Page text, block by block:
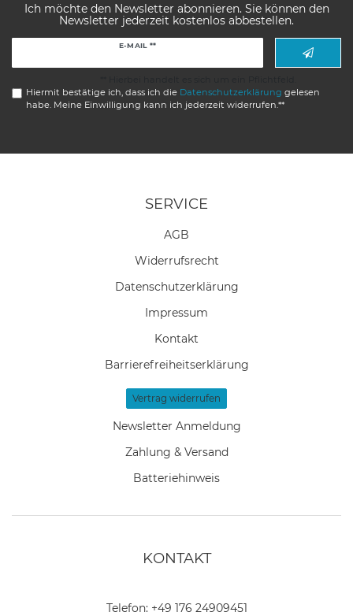
Ich möchte den Newsletter abonnieren. Sie können den
Newsletter jederzeit kostenlos abbestellen.
E-MAIL **
Hiermit bestätige ich, dass ich die Daten­schutz­erklärung gelesen
habe. Meine Einwilligung kann ich jederzeit widerrufen.**
SERVICE
AGB
Widerrufs­recht
Daten­schutz­erklärung
Impressum
Kontakt
Barrierefreiheitserklärung
Vertrag widerrufen
Newsletter Anmeldung
Zahlung & Versand
Batteriehinweis
KONTAKT
Telefon: +49 176 24909451